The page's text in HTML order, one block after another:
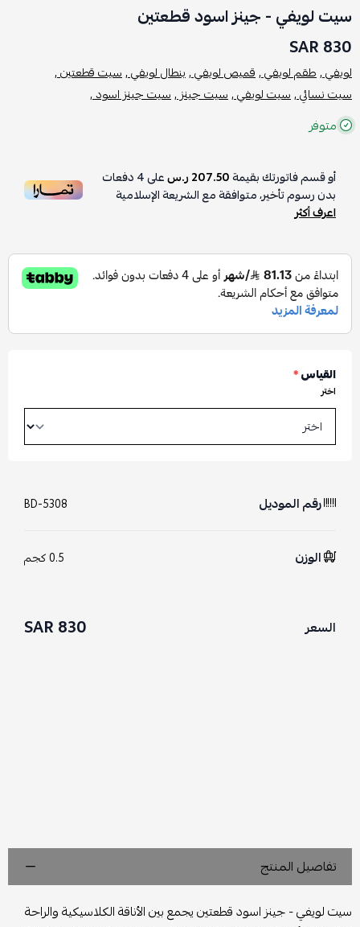
سيت لويفي - جينز اسود قطعتين
830 SAR
لويفي ,طقم لويفي ,قميص لويفي ,بنطال لويفي ,سيت قطعتين ,
سيت نسائي ,سيت لويفي ,سيت جينز ,سيت جينز اسود ,
متوفر
أو قسم فاتورتك بقيمة207.50 ر.س على4دفعات
بدون رسوم تأخير، متوافقة مع الشريعة الإسلامية
اعرف أكثر
القياس*
اختر
رقم الموديل BD-5308
الوزن 0.5 كجم
السعر 830 SAR
تفاصيل المنتج
سيت لويفي - جينز اسود قطعتين يجمع بين الأناقة الكلاسيكية والراحة